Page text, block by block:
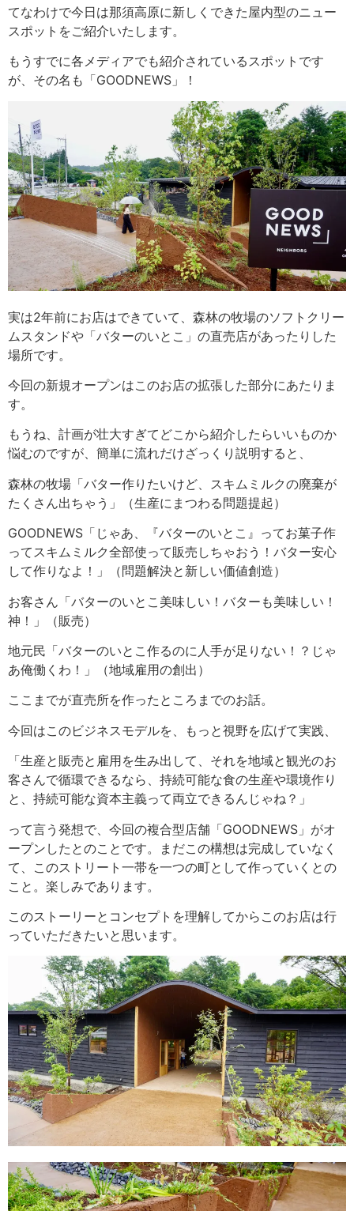
てなわけで今日は那須高原に新しくできた屋内型のニュー
スポットをご紹介いたします。
もうすでに各メディアでも紹介されているスポットです
が、その名も「GOODNEWS」！
実は2年前にお店はできていて、森林の牧場のソフトクリー
ムスタンドや「バターのいとこ」の直売店があったりした
場所です。
今回の新規オープンはこのお店の拡張した部分にあたりま
す。
もうね、計画が壮大すぎてどこから紹介したらいいものか
悩むのですが、簡単に流れだけざっくり説明すると、
森林の牧場「バター作りたいけど、スキムミルクの廃棄が
たくさん出ちゃう」（生産にまつわる問題提起）
GOODNEWS「じゃあ、『バターのいとこ』ってお菓子作
ってスキムミルク全部使って販売しちゃおう！バター安心
して作りなよ！」（問題解決と新しい価値創造）
お客さん「バターのいとこ美味しい！バターも美味しい！
神！」（販売）
地元民「バターのいとこ作るのに人手が足りない！？じゃ
あ俺働くわ！」（地域雇用の創出）
ここまでが直売所を作ったところまでのお話。
今回はこのビジネスモデルを、もっと視野を広げて実践、
「生産と販売と雇用を生み出して、それを地域と観光のお
客さんで循環できるなら、持続可能な食の生産や環境作り
と、持続可能な資本主義って両立できるんじゃね？」
って言う発想で、今回の複合型店舗「GOODNEWS」がオ
ープンしたとのことです。まだこの構想は完成していなく
て、このストリート一帯を一つの町として作っていくとの
こと。楽しみであります。
このストーリーとコンセプトを理解してからこのお店は行
っていただきたいと思います。